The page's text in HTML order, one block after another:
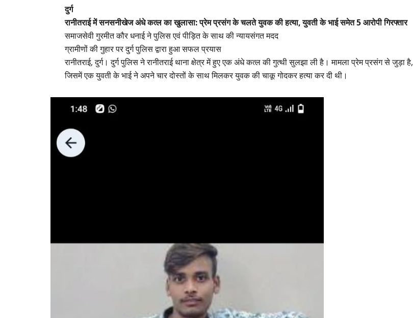
दुर्ग
रानीतराई में सनसनीखेज अंधे कत्ल का खुलासा: प्रेम प्रसंग के चलते युवक की हत्या, युवती के भाई समेत 5 आरोपी गिरफ्तार
समाजसेवी गुरमीत कौर धनाई ने पुलिस एवं पीड़ित के साथ की न्यायसंगत मदद
ग्रामीणों की गुहार पर दुर्ग पुलिस द्वारा हुआ सफल प्रयास
रानीतराई, दुर्ग। दुर्ग पुलिस ने रानीतराई थाना क्षेत्र में हुए एक अंधे कत्ल की गुत्थी सुलझा ली है। मामला प्रेम प्रसंग से जुड़ा है,
जिसमें एक युवती के भाई ने अपने चार दोस्तों के साथ मिलकर युवक की चाकू गोदकर हत्या कर दी थी।